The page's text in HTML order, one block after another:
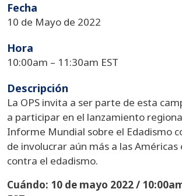
Fecha
10 de Mayo de 2022
Hora
10:00am – 11:30am EST
Descripción
La OPS invita a ser parte de esta
a participar en el lanzamiento
Informe Mundial sobre el Edadismo
de involucrar aún más a las Américas
contra el edadismo.
Cuándo: 10 de mayo 2022 /